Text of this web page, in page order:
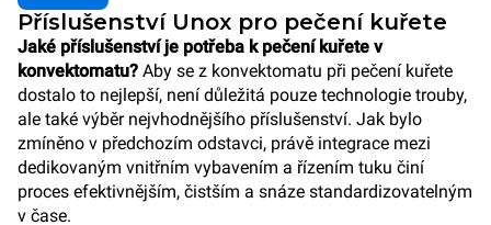
Příslušenství Unox pro pečení kuřete
Jaké příslušenství je potřeba k pečení kuřete v
konvektomatu? Aby se z konvektomatu při pečení kuřete
dostalo to nejlepší, není důležitá pouze technologie trouby,
ale také výběr nejvhodnějšího příslušenství. Jak bylo
zmíněno v předchozím odstavci, právě integrace mezi
dedikovaným vnitřním vybavením a řízením tuku činí
proces efektivnějším, čistším a snáze standardizovatelným
v čase.